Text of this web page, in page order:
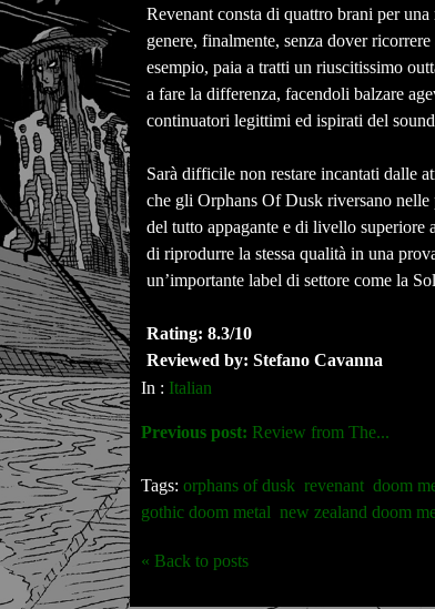
Revenant consta di quattro brani per
genere, finalmente, senza dover
esempio, paia a tratti un riuscitissimo
a fare la differenza, facendoli balzare
continuatori legittimi ed ispirati del
Sarà difficile non restare incantati dalle
che gli Orphans Of Dusk riversano
del tutto appagante e di livello superiore
di riprodurre la stessa qualità in una
un’importante label di settore come la
Rating: 8.3/10
Reviewed by: Stefano Cavanna
In : Italian
Previous post: Review from The...
Tags: orphans of dusk revenant doom
gothic doom metal new zealand doom
« Back to posts